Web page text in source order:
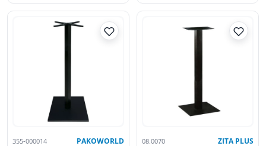
355-000014 PAKOWORLD 08.0070 ZITA PLUS